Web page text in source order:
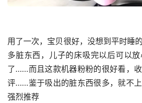
用了一次，宝贝很好，没想到平时睡
多脏东西，儿子的床吸完以后可以
了……而且这款机器粉粉的很好看，
评……鉴于吸出的脏东西很多，就不上
强烈推荐